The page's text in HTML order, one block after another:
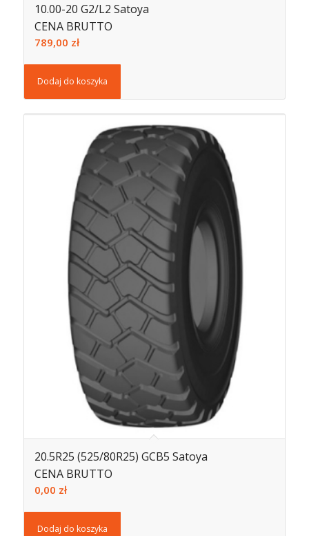
10.00-20 G2/L2 Satoya
CENA BRUTTO
789,00 zł
Dodaj do koszyka
20.5R25 (525/80R25) GCB5 Satoya
CENA BRUTTO
0,00 zł
Dodaj do koszyka